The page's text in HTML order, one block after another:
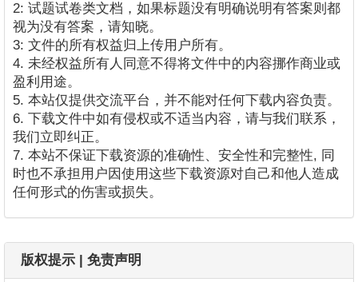
2: 试题试卷类文档，如果标题没有明确说明有答案则都
视为没有答案，请知晓。
3: 文件的所有权益归上传用户所有。
4. 未经权益所有人同意不得将文件中的内容挪作商业或
盈利用途。
5. 本站仅提供交流平台，并不能对任何下载内容负责。
6. 下载文件中如有侵权或不适当内容，请与我们联系，
我们立即纠正。
7. 本站不保证下载资源的准确性、安全性和完整性, 同
时也不承担用户因使用这些下载资源对自己和他人造成
任何形式的伤害或损失。
版权提示 | 免责声明